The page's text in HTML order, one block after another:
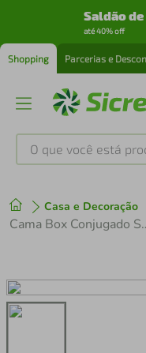
Saldão
até 40% off
Shopping Parcerias e
O que você está
Casa e Decoração
Cama Box Conjugado Solteiro com
1 º tenis